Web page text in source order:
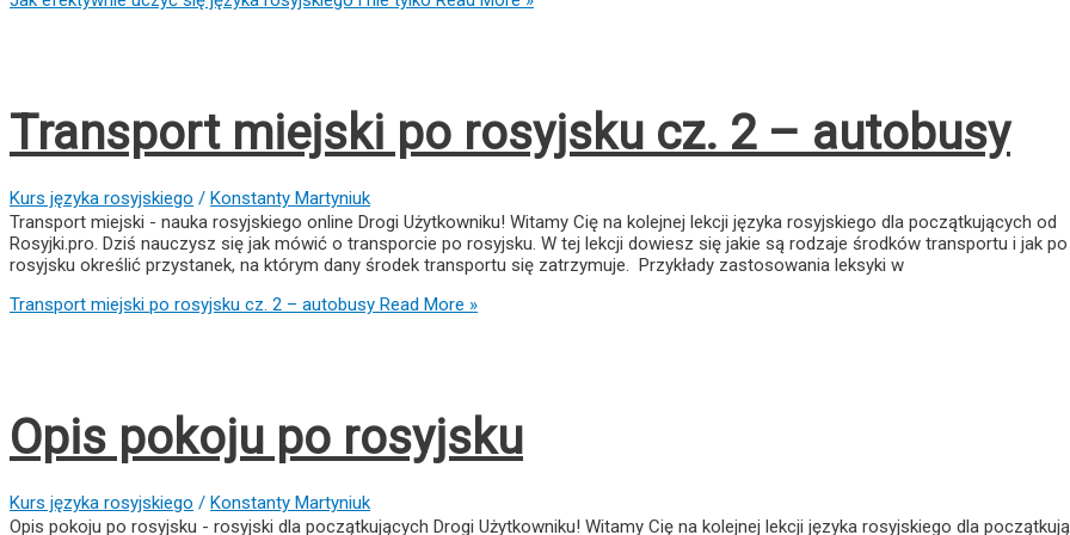
Transport miejski po rosyjsku cz. 2 – autobusy
Kurs języka rosyjskiego / Konstanty Martyniuk
Transport miejski - nauka rosyjskiego online Drogi Użytkowniku! Witamy Cię na kolejnej lekcji języka rosyjskiego dla początkujących od
Rosyjki.pro. Dziś nauczysz się jak mówić o transporcie po rosyjsku. W tej lekcji dowiesz się jakie są rodzaje środków transportu i jak po
rosyjsku określić przystanek, na którym dany środek transportu się zatrzymuje. Przykłady zastosowania leksyki w
Transport miejski po rosyjsku cz. 2 – autobusy Read More »
Opis pokoju po rosyjsku
Kurs języka rosyjskiego / Konstanty Martyniuk
Opis pokoju po rosyjsku - rosyjski dla początkujących Drogi Użytkowniku! Witamy Cię na kolejnej lekcji języka rosyjskiego dla